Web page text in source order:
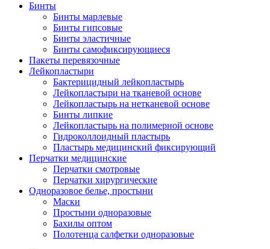
Бинты
Бинты марлевые
Бинты гипсовые
Бинты эластичные
Бинты самофиксирующиеся
Пакеты перевязочные
Лейкопластыри
Бактерицидный лейкопластырь
Лейкопластыри на тканевой основе
Лейкопластырь на нетканевой основе
Бинты липкие
Лейкопластырь на полимерной основе
Гидроколлоидный пластырь
Пластырь медицинский фиксирующий
Перчатки медицинские
Перчатки смотровые
Перчатки хирургические
Одноразовое белье, простыни
Маски
Простыни одноразовые
Бахилы оптом
Полотенца салфетки одноразовые